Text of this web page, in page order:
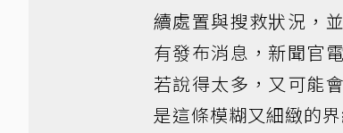
續處置與搜救狀況，
有發布消息，新聞官
若說得太多，又可能
是這條模糊又細緻的